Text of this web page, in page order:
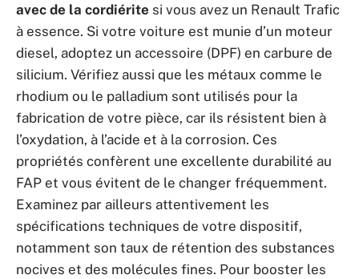
avec de la cordiérite si vous avez un Renault Trafic
à essence. Si votre voiture est munie d’un moteur
diesel, adoptez un accessoire (DPF) en carbure de
silicium. Vérifiez aussi que les métaux comme le
rhodium ou le palladium sont utilisés pour la
fabrication de votre pièce, car ils résistent bien à
l’oxydation, à l’acide et à la corrosion. Ces
propriétés confèrent une excellente durabilité au
FAP et vous évitent de le changer fréquemment.
Examinez par ailleurs attentivement les
spécifications techniques de votre dispositif,
notamment son taux de rétention des substances
nocives et des molécules fines. Pour booster les